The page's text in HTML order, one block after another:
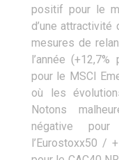
positif pour le
d’une
mesures de
l’année
pour le MSCI
où les
Notons
négative
l’Eurostoxx50 /